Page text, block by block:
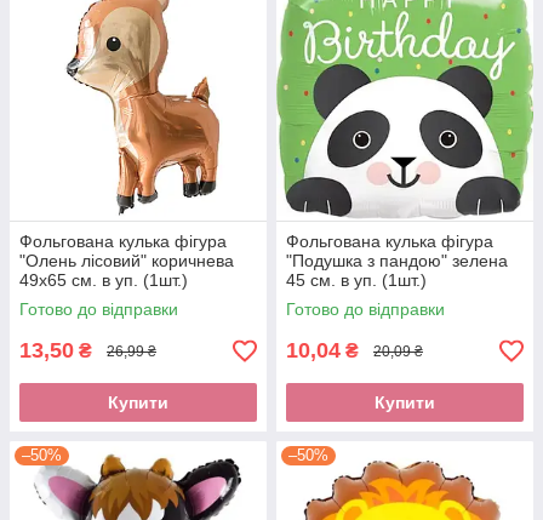
Фольгована кулька фігура
"Олень лісовий" коричнева
49х65 см. в уп. (1шт.)
Готово до відправки
13,50 ₴ 26,99 ₴
Купити
Фольгована кулька фігура
"Подушка з пандою" зелена
45 см. в уп. (1шт.)
Готово до відправки
10,04 ₴ 20,09 ₴
Купити
–50% –50%